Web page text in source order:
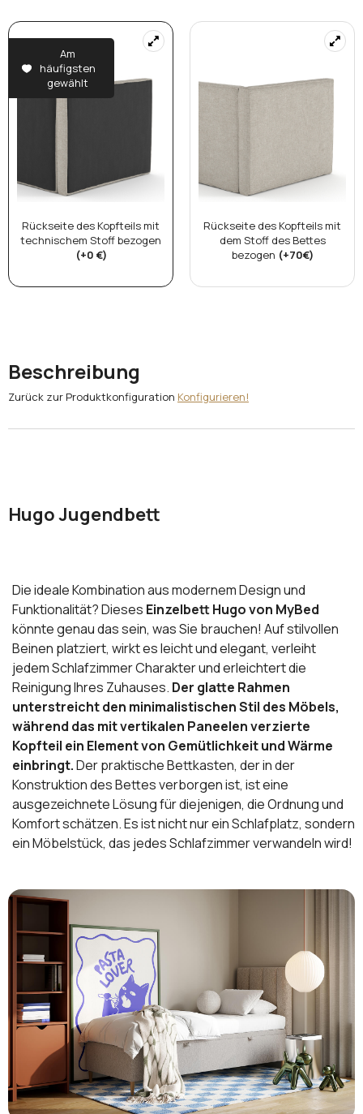
Am
häufigsten
gewählt
Rückseite des Kopfteils mit
technischem Stoff bezogen
(+0 €)
Rückseite des Kopfteils mit
dem Stoff des Bettes
bezogen (+70€)
Beschreibung
Zurück zur Produktkonfiguration Konfigurieren!
Hugo Jugendbett
Die ideale Kombination aus modernem Design und
Funktionalität? Dieses Einzelbett Hugo von MyBed
könnte genau das sein, was Sie brauchen! Auf stilvollen
Beinen platziert, wirkt es leicht und elegant, verleiht
jedem Schlafzimmer Charakter und erleichtert die
Reinigung Ihres Zuhauses. Der glatte Rahmen
unterstreicht den minimalistischen Stil des Möbels,
während das mit vertikalen Paneelen verzierte
Kopfteil ein Element von Gemütlichkeit und Wärme
einbringt.Der praktische Bettkasten, der in der
Konstruktion des Bettes verborgen ist, ist eine
ausgezeichnete Lösung für diejenigen, die Ordnung und
Komfort schätzen. Es ist nicht nur ein Schlafplatz, sondern
ein Möbelstück, das jedes Schlafzimmer verwandeln wird!